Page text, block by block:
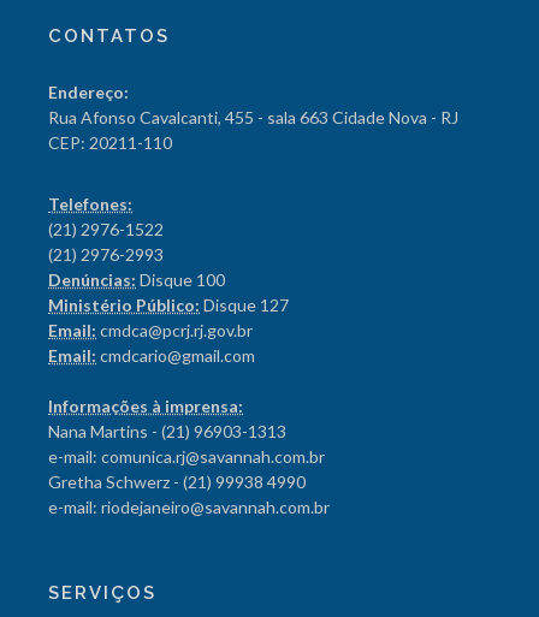
CONTATOS
Endereço:
Rua Afonso Cavalcanti, 455 - sala 663 Cidade Nova - RJ
CEP: 20211-110
Telefones:
(21) 2976-1522
(21) 2976-2993
Denúncias: Disque 100
Ministério Público: Disque 127
Email: cmdca@pcrj.rj.gov.br
Email: cmdcario@gmail.com
Informações à imprensa:
Nana Martins - (21) 96903-1313
e-mail: comunica.rj@savannah.com.br
Gretha Schwerz - (21) 99938 4990
e-mail: riodejaneiro@savannah.com.br
SERVIÇOS